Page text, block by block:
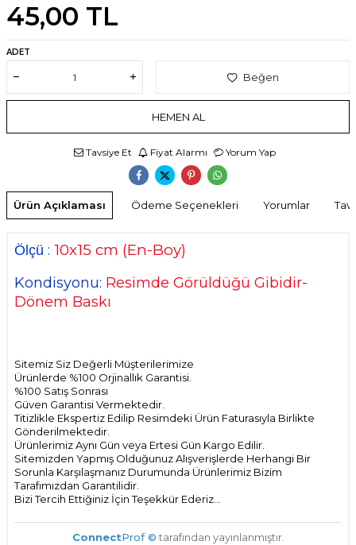
45,00 TL
ADET
Beğen
HEMEN AL
Tavsiye Et Fiyat Alarmı Yorum Yap
Ürün Açıklaması Ödeme Seçenekleri Yorumlar
Ölçü : 10x15 cm (En-Boy)
Kondisyonu: Resimde Görüldüğü Gibidir-
Dönem Baskı
Sitemiz Siz Değerli Müşterilerimize
Ürünlerde %100 Orjinallık Garantisi.
%100 Satış Sonrası
Güven Garantisi Vermektedir.
Titizlikle Ekspertiz Edilip Resimdeki Ürün Faturasıyla Birlikte
Gönderilmektedir.
Ürünlerimiz Aynı Gün veya Ertesi Gün Kargo Edilir.
Sitemizden Yapmış Olduğunuz Alışverişlerde Herhangi Bir
Sorunla Karşılaşmanız Durumunda Ürünlerimiz Bizim
Tarafımızdan Garantilidir.
Bizi Tercih Ettiğiniz İçin Teşekkür Ederiz...
ConnectProf © tarafından yayınlanmıştır.